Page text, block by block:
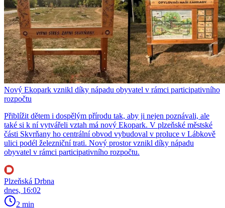
Nový Ekopark vznikl díky nápadu obyvatel v rámci participativního
rozpočtu
Přiblížit dětem i dospělým přírodu tak, aby ji nejen poznávali, ale
také si k ní vytvářeli vztah má nový Ekopark. V plzeňské městské
části Skvrňany ho centrální obvod vybudoval v proluce v Lábkově
ulici podél železniční trati. Nový prostor vznikl díky nápadu
obyvatel v rámci participativního rozpočtu.
Plzeňská Drbna
dnes, 16:02
2 min